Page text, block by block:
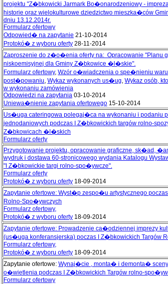
projektu "Z�bkowicki Jarmark Bo�onarodzeniowy -
historie oraz wielokulturowe dziedzictwo mieszka�ców
dniu 13.12.2014r.
Formularz ofertowy
Odpowied� na zapytanie 21-10-2014
Protokó� z wyboru oferty 28-11-2014
Zaproszenie do z�o�enia oferty na: Opracowanie "Planu
niskoemisyjnej dla Gminy Z�bkowice �l�skie".
Formularz ofertowy, Wzór o�wiadczenia o spe�nieniu
post�powaniu, Wykaz wykonanych us�ug, Wykaz osób,
w wykonaniu zamówienia
Odpowiedzi na zapytania 03-10-2014
Uniewa�nienie zapytania ofertowego 15-10-2014
Us�uga cateringowa polegaj�ca na wykonaniu i podaniu
jednodaniowych podczas I Z�bkowickich targów rolno-
Z�bkowicach �l�skich
Formularz oferty
Przygotowanie projektu, opracowanie graficzne, sk�ad,
wydruk i dostawa 60-stronicowego wydania Katalogu
"I Z�bkowickie targi rolno-spo�ywcze".
Formularz oferty
Protokó� z wyboru oferty 18-09-2014
Zapytanie ofertowe: Wyst�p zespo�u artystycznego
Rolno-Spo�ywczych
Formularz ofertowy,
Protokó� z wyboru oferty 18-09-2014
Zapytanie ofertowe: Prowadzenie ca�odziennej imprezy
(us�uga konferansjerska) poczas I Z�bkowickich Targów
Formularz ofertowy,
Protokó� z wyboru oferty 18-09-2014
Zapytanie ofertowe: Wynaj�cie , monta� i demonta�
o�wietlenia podczas I Z�bkowickich Targów rolno-
Formularz ofertowy